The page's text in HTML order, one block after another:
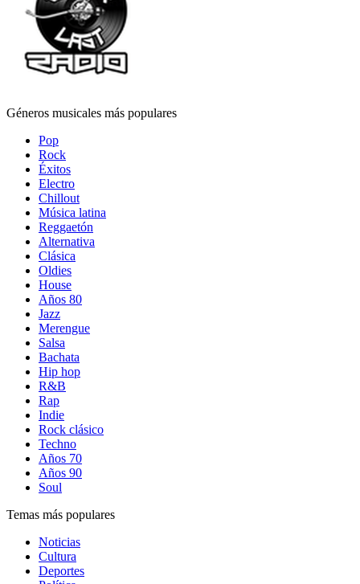
Géneros musicales más populares
Pop
Rock
Éxitos
Electro
Chillout
Música latina
Reggaetón
Alternativa
Clásica
Oldies
House
Años 80
Jazz
Merengue
Salsa
Bachata
Hip hop
R&B
Rap
Indie
Rock clásico
Techno
Años 70
Años 90
Soul
Temas más populares
Noticias
Cultura
Deportes